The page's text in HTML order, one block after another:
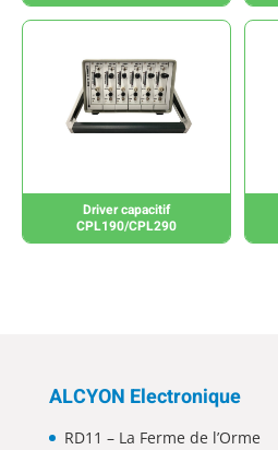
Driver capacitif
CPL190/CPL290
ALCYON Electronique
RD11 – La Ferme de l’Orme